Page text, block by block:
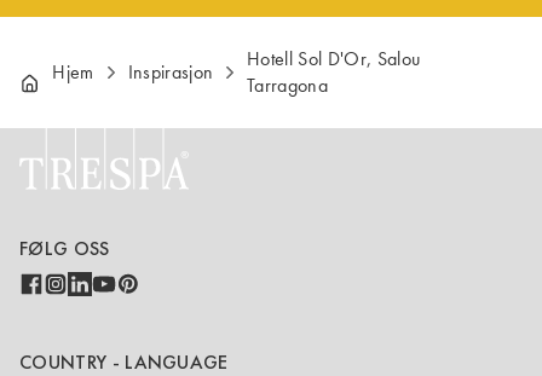
Hjem Inspirasjon
Hotell Sol D'Or, Salou
Tarragona
FØLG OSS
COUNTRY - LANGUAGE